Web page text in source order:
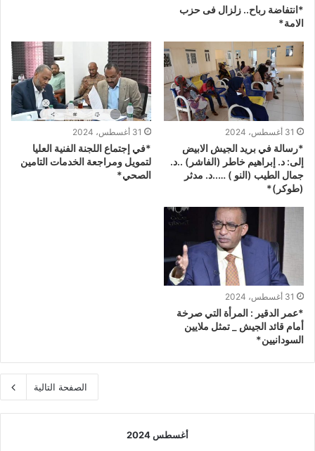
*انتفاضة رباح.. زلزال فى حزب
الامة*
31 أغسطس، 2024
*رسالة في بريد الجيش الابيض
إلى: د. إبراهيم خاطر (الفاشر) ..د.
جمال الطيب (النو ) …..د. مدثر
(طوكر)*
31 أغسطس، 2024
*في إجتماع اللجنة الفنية العليا
لتمويل ومراجعة الخدمات التامين
الصحي*
31 أغسطس، 2024
*عمر الدقير : المرأة التي صرخة
أمام قائد الجيش _ تمثل ملايين
السودانيين*
الصفحة التالية
أغسطس 2024